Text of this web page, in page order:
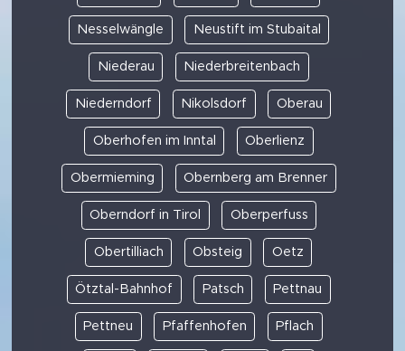
Nesselwängle Neustift im Stubaital
Niederau Niederbreitenbach
Niederndorf Nikolsdorf Oberau
Oberhofen im Inntal Oberlienz
Obermieming Obernberg am Brenner
Oberndorf in Tirol Oberperfuss
Obertilliach Obsteig Oetz
Ötztal-Bahnhof Patsch Pettnau
Pettneu Pfaffenhofen Pflach